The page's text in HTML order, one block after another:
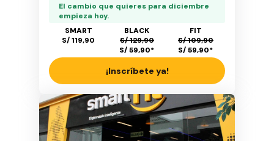
El cambio que quieres para diciembre
empieza hoy.
SMART
S/ 119,90
BLACK
S/ 129,90
S/ 59,90*
FIT
S/ 109,90
S/ 59,90*
¡Inscríbete ya!